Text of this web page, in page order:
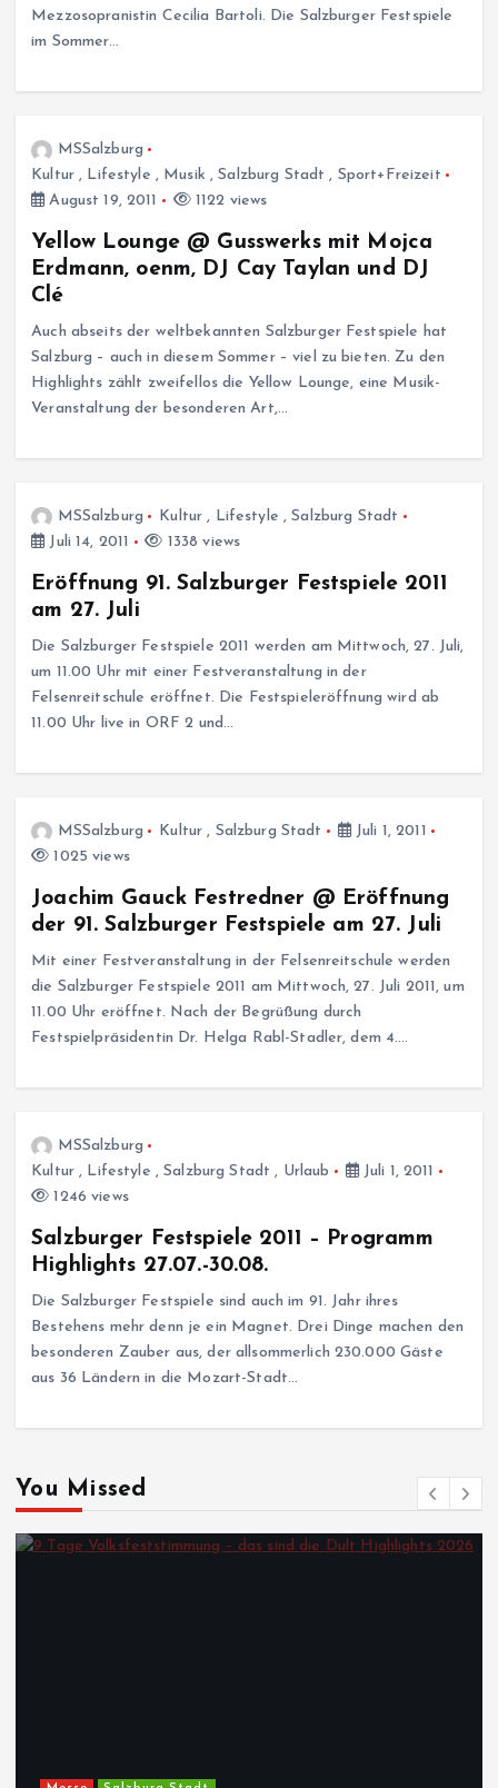
Mezzosopranistin Cecilia Bartoli. Die Salzburger Festspiele
im Sommer…
MSSalzburg
Kultur , Lifestyle , Musik ,Salzburg Stadt , Sport+Freizeit
August 19, 2011
1122 views
Yellow Lounge @ Gusswerks mit Mojca
Erdmann, oenm, DJ Cay Taylan und DJ
Clé
Auch abseits der weltbekannten Salzburger Festspiele hat
Salzburg – auch in diesem Sommer – viel zu bieten. Zu den
Highlights zählt zweifellos die Yellow Lounge, eine Musik-
Veranstaltung der besonderen Art,…
MSSalzburg Kultur , Lifestyle ,Salzburg Stadt
Juli 14, 2011
1338 views
Eröffnung 91. Salzburger Festspiele 2011
am 27. Juli
Die Salzburger Festspiele 2011 werden am Mittwoch, 27. Juli,
um 11.00 Uhr mit einer Festveranstaltung in der
Felsenreitschule eröffnet. Die Festspieleröffnung wird ab
11.00 Uhr live in ORF 2 und…
MSSalzburg Kultur , Salzburg Stadt
Juli 1, 2011
1025 views
Joachim Gauck Festredner @ Eröffnung
der 91. Salzburger Festspiele am 27. Juli
Mit einer Festveranstaltung in der Felsenreitschule werden
die Salzburger Festspiele 2011 am Mittwoch, 27. Juli 2011, um
11.00 Uhr eröffnet. Nach der Begrüßung durch
Festspielpräsidentin Dr. Helga Rabl-Stadler, dem 4.…
MSSalzburg
Kultur , Lifestyle ,Salzburg Stadt , Urlaub
Juli 1, 2011
1246 views
Salzburger Festspiele 2011 – Programm
Highlights 27.07.-30.08.
Die Salzburger Festspiele sind auch im 91. Jahr ihres
Bestehens mehr denn je ein Magnet. Drei Dinge machen den
besonderen Zauber aus, der allsommerlich 230.000 Gäste
aus 36 Ländern in die Mozart-Stadt…
You Missed